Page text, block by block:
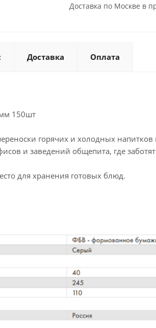
Доставка по Москве в
Доставка Оплата
150шт
горячих и холодных
и заведений общепита, где
для хранения готовых блюд.